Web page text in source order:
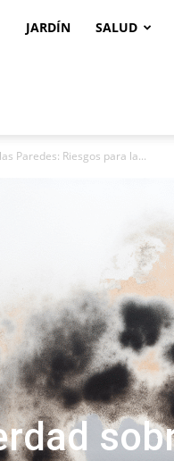
JARDÍN SALUD
Paredes: Riesgos para la...